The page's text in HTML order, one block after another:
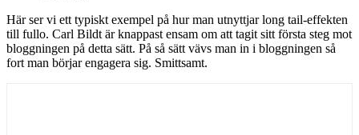
Här ser vi ett typiskt exempel på hur man utnyttjar long tail-effekten
till fullo. Carl Bildt är knappast ensam om att tagit sitt första steg mot
bloggningen på detta sätt. På så sätt vävs man in i bloggningen så
fort man börjar engagera sig. Smittsamt.